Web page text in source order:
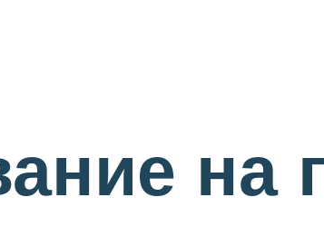
на